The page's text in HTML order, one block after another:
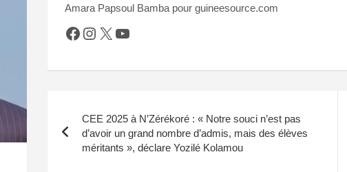
Amara Papsoul Bamba pour guineesource.com
Facebook
Instagram
X YouTube
de
CEE 2025 à N’Zérékoré : « Notre souci n’est pas
d’avoir un grand nombre d’admis, mais des élèves
méritants », déclare Yozilé Kolamou